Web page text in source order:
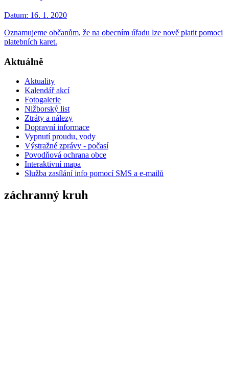
Datum: 16. 1. 2020
Oznamujeme občanům, že na obecním úřadu lze nově platit pomoci
platebních karet.
Aktuálně
Aktuality
Kalendář akcí
Fotogalerie
Nižborský list
Ztráty a nálezy
Dopravní informace
Vypnutí proudu, vody
Výstražné zprávy - počasí
Povodňová ochrana obce
Interaktivní mapa
Služba zasílání info pomocí SMS a e-mailů
záchranný kruh